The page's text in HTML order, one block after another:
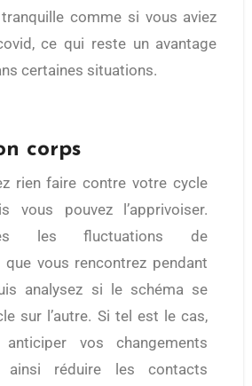
comme si vous aviez
ce qui reste un avantage
certaines situations.
corps
vous pouvez l’apprivoiser.
les fluctuations de
vous rencontrez pendant
analysez si le schéma se
sur l’autre. Si tel est le cas,
vos changements
ainsi réduire les contacts